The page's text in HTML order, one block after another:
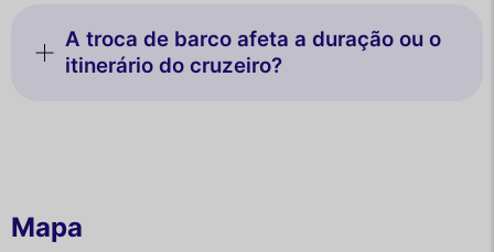
A troca de barco afeta a duração ou o
itinerário do cruzeiro?
Mapa